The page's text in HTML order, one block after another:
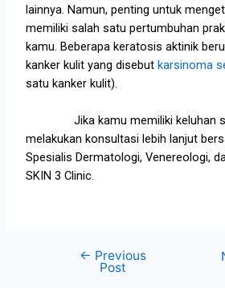
lainnya. Namun, penting untuk
memiliki salah satu pertumbuhan
kamu. Beberapa keratosis aktinik
kanker kulit yang disebutkarsinoma
satu kanker kulit).
Jika kamu memiliki keluhan
melakukan konsultasi lebih lanjut
Spesialis Dermatologi, Venereologi,
SKIN 3 Clinic.
← Previous
Post